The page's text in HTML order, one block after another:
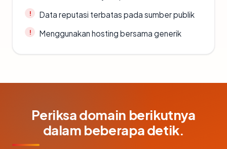
Data reputasi terbatas pada sumber publik
Menggunakan hosting bersama generik
Periksa domain berikutnya
dalam beberapa detik.